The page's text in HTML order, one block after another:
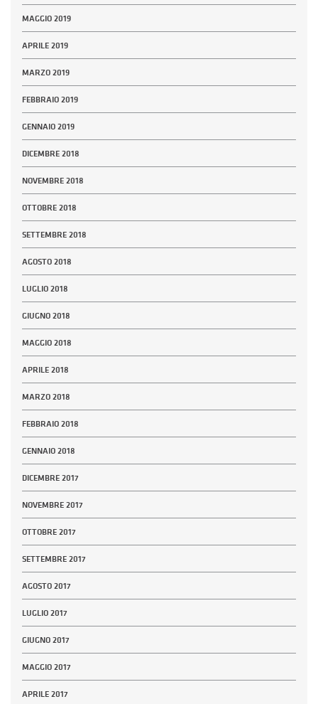
MAGGIO 2019
APRILE 2019
MARZO 2019
FEBBRAIO 2019
GENNAIO 2019
DICEMBRE 2018
NOVEMBRE 2018
OTTOBRE 2018
SETTEMBRE 2018
AGOSTO 2018
LUGLIO 2018
GIUGNO 2018
MAGGIO 2018
APRILE 2018
MARZO 2018
FEBBRAIO 2018
GENNAIO 2018
DICEMBRE 2017
NOVEMBRE 2017
OTTOBRE 2017
SETTEMBRE 2017
AGOSTO 2017
LUGLIO 2017
GIUGNO 2017
MAGGIO 2017
APRILE 2017